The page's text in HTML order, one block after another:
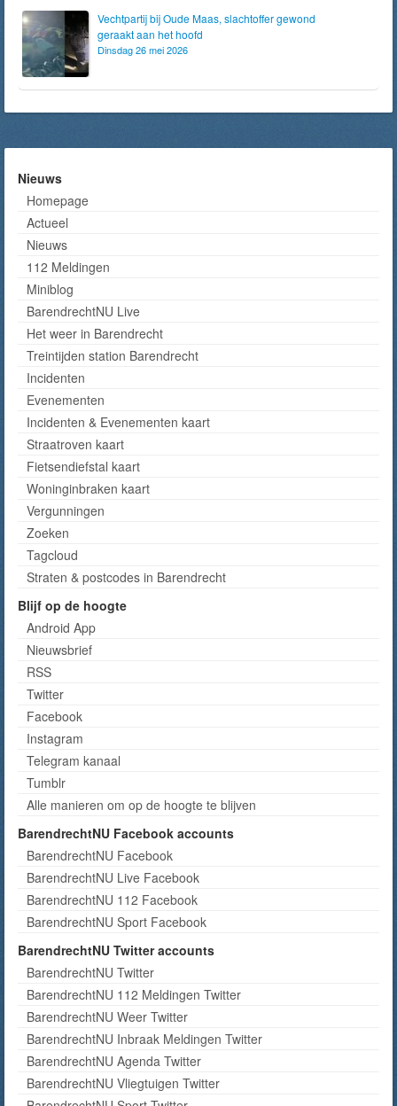
Vechtpartij bij Oude Maas, slachtoffer gewond
geraakt aan het hoofd
Dinsdag 26 mei 2026
Nieuws
Homepage
Actueel
Nieuws
112 Meldingen
Miniblog
BarendrechtNU Live
Het weer in Barendrecht
Treintijden station Barendrecht
Incidenten
Evenementen
Incidenten & Evenementen kaart
Straatroven kaart
Fietsendiefstal kaart
Woninginbraken kaart
Vergunningen
Zoeken
Tagcloud
Straten & postcodes in Barendrecht
Blijf op de hoogte
Android App
Nieuwsbrief
RSS
Twitter
Facebook
Instagram
Telegram kanaal
Tumblr
Alle manieren om op de hoogte te blijven
BarendrechtNU Facebook accounts
BarendrechtNU Facebook
BarendrechtNU Live Facebook
BarendrechtNU 112 Facebook
BarendrechtNU Sport Facebook
BarendrechtNU Twitter accounts
BarendrechtNU Twitter
BarendrechtNU 112 Meldingen Twitter
BarendrechtNU Weer Twitter
BarendrechtNU Inbraak Meldingen Twitter
BarendrechtNU Agenda Twitter
BarendrechtNU Vliegtuigen Twitter